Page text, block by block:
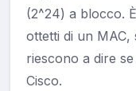
(2^24) a blocco.
ottetti di un
riescono a dire
Cisco.